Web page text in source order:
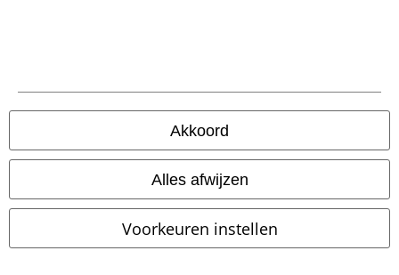
Akkoord
Alles afwijzen
Voorkeuren instellen
A Warner Music Group Company